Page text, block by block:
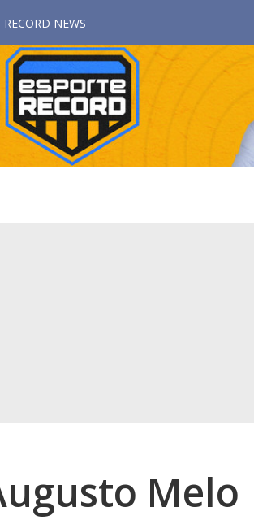
RECORD NEWS
Melo